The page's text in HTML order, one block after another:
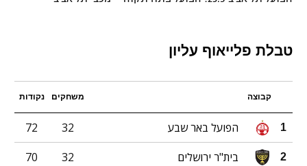
טבלת פלייאוף עליון
קבוצה משחקים נקודות
1 הפועל באר שבע 32
72
2 בית"ר ירושלים 32
70